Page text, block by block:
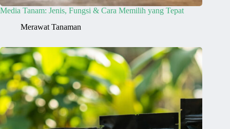
Media Tanam: Jenis, Fungsi & Cara Memilih yang Tepat
Merawat Tanaman